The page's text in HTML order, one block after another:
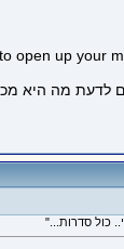
open up your